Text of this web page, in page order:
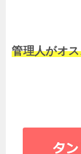
管理人がオ